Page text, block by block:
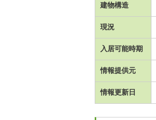
建物構造
現況
入居可能時期
情報提供元
情報更新日